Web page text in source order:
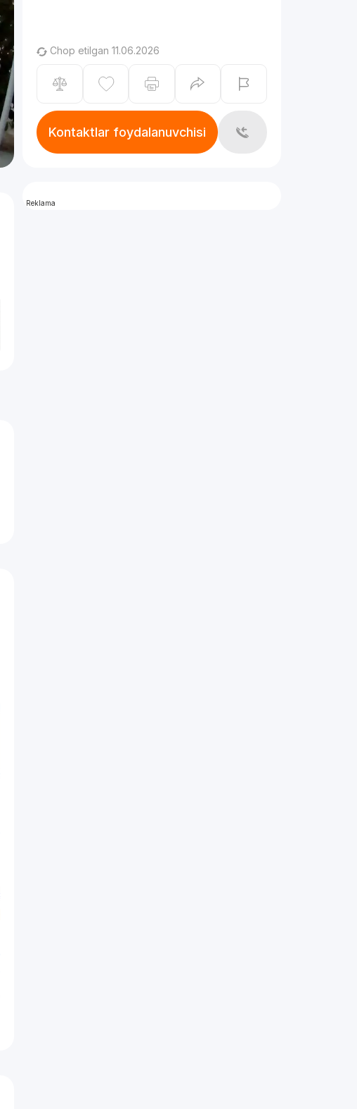
Chop etilgan 11.06.2026
Kontaktlar foydalanuvchisi
Reklama